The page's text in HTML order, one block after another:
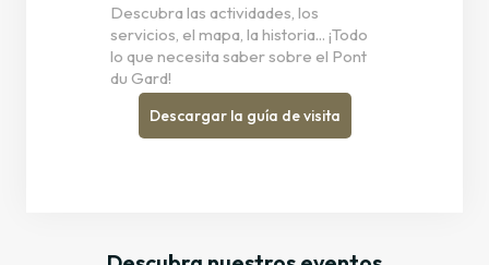
Descubra las actividades, los
servicios, el mapa, la historia... ¡Todo
lo que necesita saber sobre el Pont
du Gard!
Descargar la guía de visita